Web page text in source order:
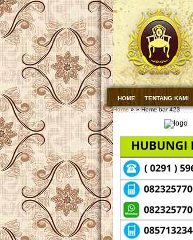
HOME TENTANG KAMI
Home» » Home bar 423